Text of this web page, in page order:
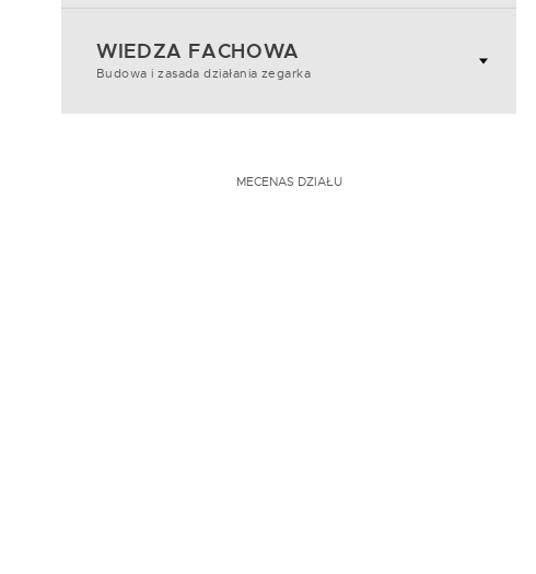
WIEDZA FACHOWA
Budowa i zasada działania zegarka
MECENAS DZIAŁU